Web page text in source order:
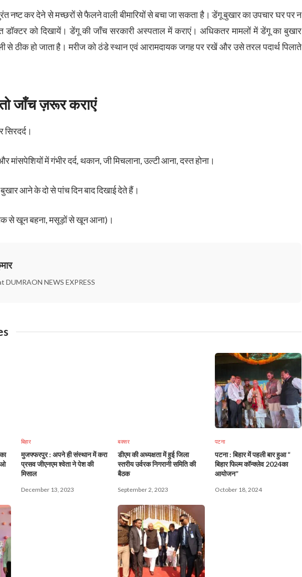
नष्ट कर देने से मच्छरों से फैलने वाली बीमारियों से बचा जा सकता है। डेंगू बुखार का उपचार घर पर न
को दिखायें। डेंगू की जाँच सरकारी अस्पताल में कराएं। अधिकतर मामलों में डेंगू का बुखार
से ठीक हो जाता है। मरीज को ठंडे स्थान एवं आरामदायक जगह पर रखें और उसे तरल पदार्थ पिलाते
जाँच ज़रूर कराएं
मांसपेशियों में गंभीर दर्द, थकान, जी मिचलाना, उल्टी आना, दस्त होना।
आने के दो से पांच दिन बाद दिखाई देते हैं।
से खून बहना, मसूड़ों से खून आना)।
DUMRAON NEWS EXPRESS
बिहार
मुजफ्फरपुर : अपने ही संस्थान में करा
प्रसव जीएनएम श्वेता ने पेश की
मिसाल
December 13, 2023
बक्सर
डीएम की अध्यक्षता में हुई जिला
स्तरीय उर्वरक निगरानी समिति की
बैठक
September 2, 2023
पटना
पटना : बिहार में पहली बार हुआ “
बिहार फिल्म कॉन्क्लेव 2024का
आयोजन”
October 18, 2024